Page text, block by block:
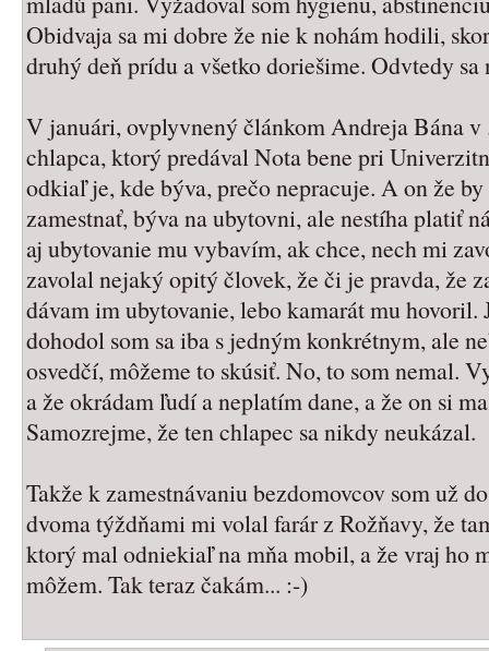
Obidvaja sa mi dobre že nie k nohám hodili,
druhý deň prídu a všetko doriešime. Odvtedy sa
V januári, ovplyvnený článkom Andreja Bána
chlapca, ktorý predával Nota bene pri
odkiaľ je, kde býva, prečo nepracuje. A on že
zamestnať, býva na ubytovni, ale nestíha platiť
aj ubytovanie mu vybavím, ak chce, nech mi
zavolal nejaký opitý človek, že či je pravda, že
dávam im ubytovanie, lebo kamarát mu hovoril.
dohodol som sa iba s jedným konkrétnym, ale
osvedčí, môžeme to skúsiť. No, to som nemal.
a že okrádam ľudí a neplatím dane, a že on si
Samozrejme, že ten chlapec sa nikdy neukázal.
Takže k zamestnávaniu bezdomovcov som už
dvoma týždňami mi volal farár z Rožňavy, že
ktorý mal odniekiaľ na mňa mobil, a že vraj ho
môžem. Tak teraz čakám... :-)